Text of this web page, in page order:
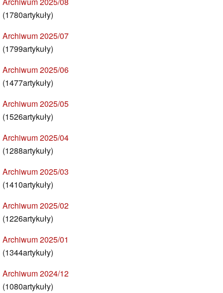
(1780artykuły)
Archiwum 2025/07
(1799artykuły)
Archiwum 2025/06
(1477artykuły)
Archiwum 2025/05
(1526artykuły)
Archiwum 2025/04
(1288artykuły)
Archiwum 2025/03
(1410artykuły)
Archiwum 2025/02
(1226artykuły)
Archiwum 2025/01
(1344artykuły)
Archiwum 2024/12
(1080artykuły)